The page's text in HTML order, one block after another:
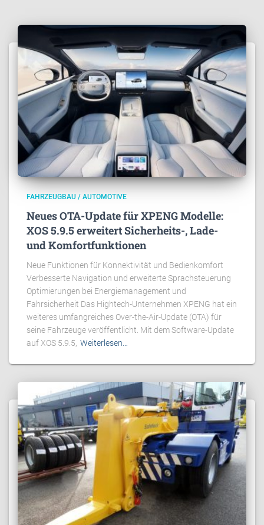
FAHRZEUGBAU / AUTOMOTIVE
Neues OTA-Update für XPENG Modelle:
XOS 5.9.5 erweitert Sicherheits-, Lade-
und Komfortfunktionen
Neue Funktionen für Konnektivität und Bedienkomfort
Verbesserte Navigation und erweiterte Sprachsteuerung
Optimierungen bei Energiemanagement und
Fahrsicherheit Das Hightech-Unternehmen XPENG hat ein
weiteres umfangreiches Over-the-Air-Update (OTA) für
seine Fahrzeuge veröffentlicht. Mit dem Software-Update
auf XOS 5.9.5, Weiterlesen…